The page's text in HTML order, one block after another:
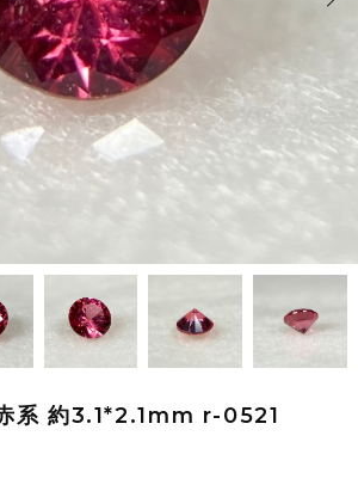
系 約3.1*2.1mm r-0521